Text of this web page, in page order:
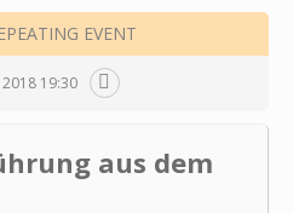
EVENT
2018 19:30
aus dem